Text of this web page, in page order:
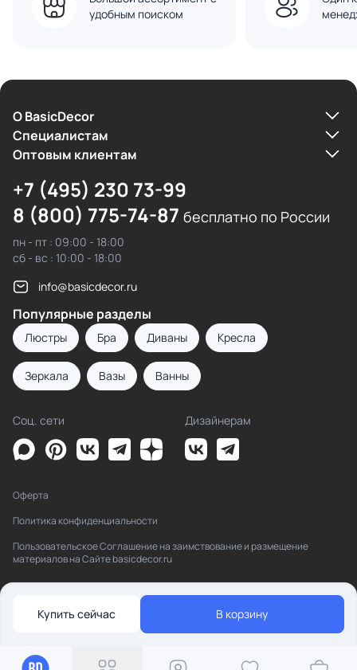
удобным поиском
Купить сейчас В корзину
О BasicDecor
Cпециалистам
Оптовым клиентам
+7 (495) 230 73-99
8 (800) 775-74-87 бесплатно по России
пн - пт : 09:00 - 18:00
сб - вс : 10:00 - 18:00
info@basicdecor.ru
Популярные разделы
Люстры Бра Диваны Кресла
Зеркала Вазы Ванны
Соц. сети Дизайнерам
Оферта
Политика конфиденциальности
Пользовательское Соглашение на заимствование и размещение
материалов на Сайте basicdecor.ru